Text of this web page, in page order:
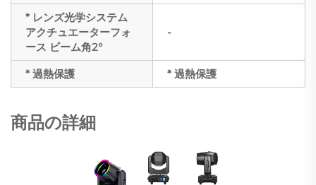
* レンズ光学システム
アクチュエーターフォ
ース ビーム角2°
-
* 過熱保護 * 過熱保護
商品の詳細